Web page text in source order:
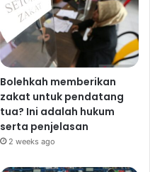
Bolehkah memberikan
zakat untuk pendatang
tua? Ini adalah hukum
serta penjelasan
2 weeks ago